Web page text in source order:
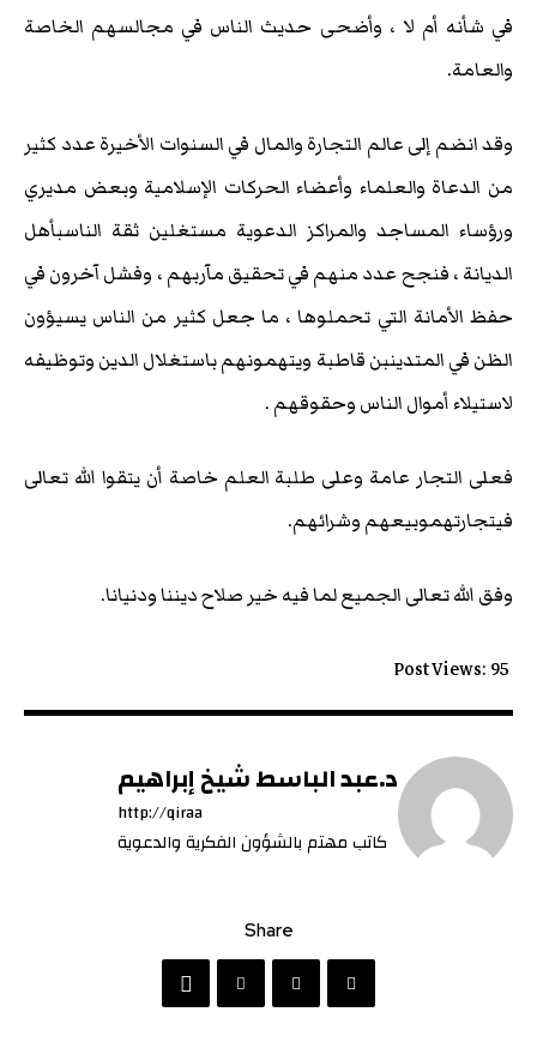
في شأنه أم لا ، وأضحى حديث الناس في مجالسهم الخاصة
والعامة.
وقد انضم إلى عالم التجارة والمال في السنوات الأخيرة عدد كثير
من الدعاة والعلماء وأعضاء الحركات الإسلامية وبعض مديري
ورؤساء المساجد والمراكز الدعوية مستغلين ثقة الناسبأهل
الديانة ، فنجح عدد منهم في تحقيق مآربهم ، وفشل آخرون في
حفظ الأمانة التي تحملوها ، ما جعل كثير من الناس يسيؤون
الظن في المتدينبن قاطبة ويتهمونهم باستغلال الدين وتوظيفه
لاستيلاء أموال الناس وحقوقهم .
فعلى التجار عامة وعلى طلبة العلم خاصة أن يتقوا الله تعالى
فيتجارتهموبيعهم وشرائهم.
وفق الله تعالى الجميع لما فيه خير صلاح ديننا ودنيانا.
Post Views: 95
د.عبد الباسط شيخ إبراهيم
http://qiraa
كاتب مهتم بالشؤون الفكرية والدعوية
Share